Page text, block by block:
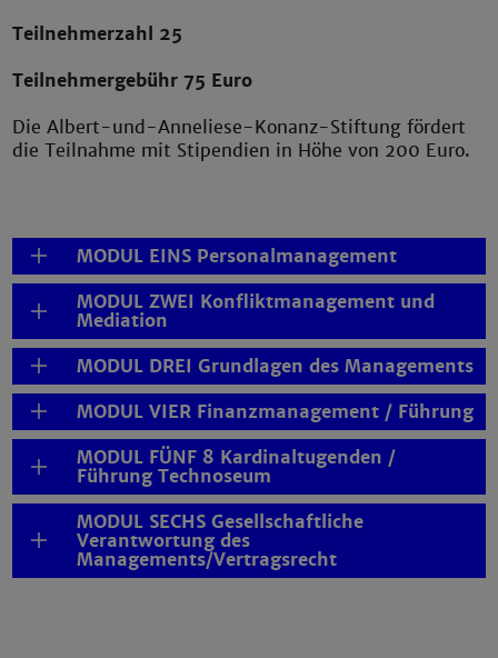
Teilnehmerzahl 25
Teilnehmergebühr 75 Euro
Die Albert-und-Anneliese-Konanz-Stiftung fördert
die Teilnahme mit Stipendien in Höhe von 200 Euro.
MODUL EINS Personalmanagement
MODUL ZWEI Konfliktmanagement und
Mediation
MODUL DREI Grundlagen des Managements
MODUL VIER Finanzmanagement / Führung
MODUL FÜNF 8 Kardinaltugenden /
Führung Technoseum
MODUL SECHS Gesellschaftliche
Verantwortung des
Managements/Vertragsrecht